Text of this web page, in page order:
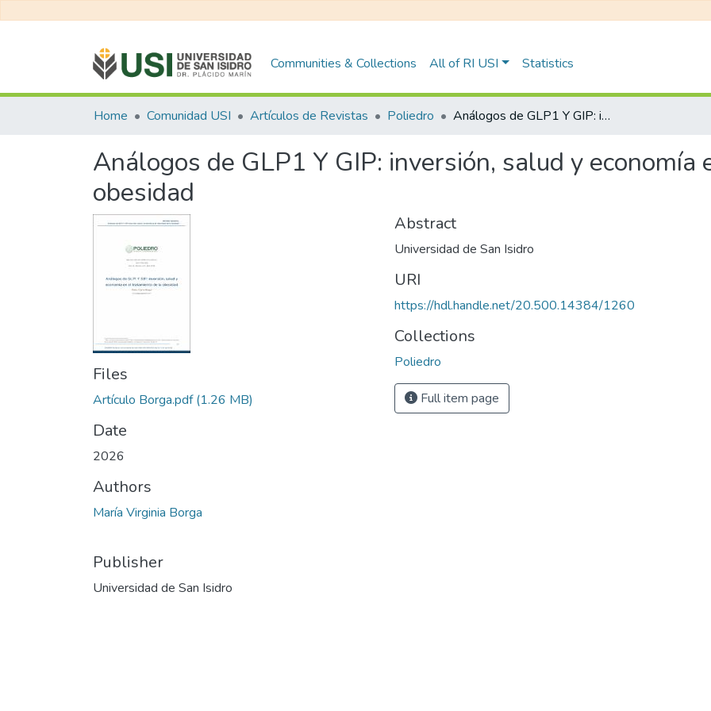
Communities & Collections All of RI USI Statistics
Home Comunidad USI Artículos de Revistas Poliedro Análogos de GLP1 Y GIP: inversión, salud y economía en el tratamiento de la obesidad
Análogos de GLP1 Y GIP: inversión, salud y
obesidad
Files
Artículo Borga.pdf(1.26 MB)
Date
2026
Authors
María Virginia Borga
Publisher
Universidad de San Isidro
Abstract
Universidad de San Isidro
URI
https://hdl.handle.net/20.500.14384/1260
Collections
Poliedro
Full item page